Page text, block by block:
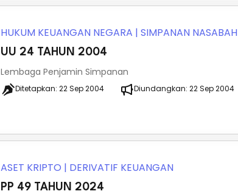
HUKUM KEUANGAN NEGARA |SIMPANAN NASABAH
UU 24 TAHUN 2004
Lembaga Penjamin Simpanan
Ditetapkan:22 Sep 2004 Diundangkan:22 Sep 2004
ASET KRIPTO | DERIVATIF KEUANGAN
PP 49 TAHUN 2024